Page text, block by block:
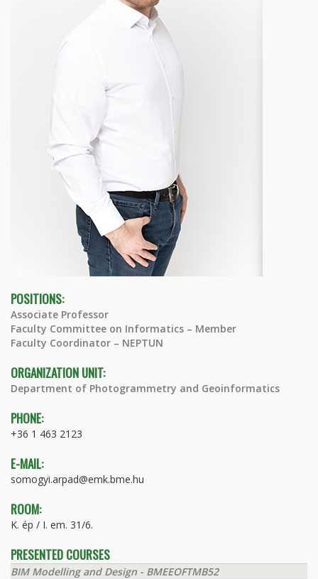
POSITIONS:
Associate Professor
Faculty Committee on Informatics – Member
Faculty Coordinator – NEPTUN
ORGANIZATION UNIT:
Department of Photogrammetry and Geoinformatics
PHONE:
+36 1 463 2123
E-MAIL:
somogyi.arpad@emk.bme.hu
ROOM:
K. ép / I. em. 31/6.
PRESENTED COURSES
BIM Modelling and Design - BMEEOFTMB52